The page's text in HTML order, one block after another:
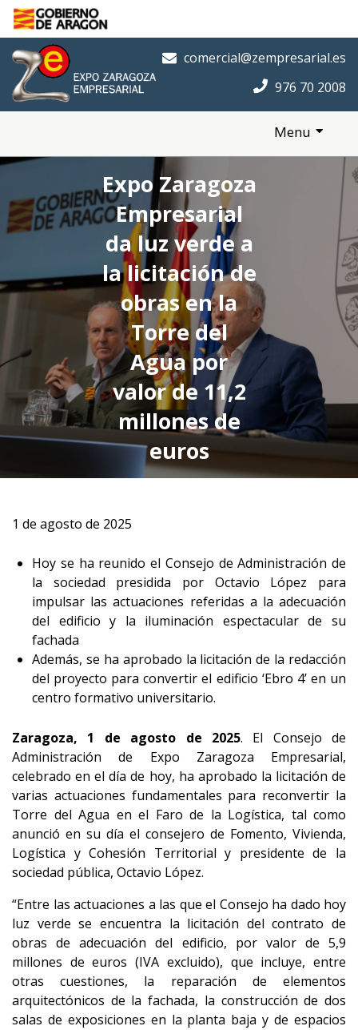
Saltar al contenido principal
comercial@zempresarial.es
976 70 2008
Inicio
Menu
Expo Zaragoza
Empresarial
da luz verde a
la licitación de
obras en la
Torre del
Agua por
valor de 11,2
millones de
euros
1 de agosto de 2025
Hoy se ha reunido el Consejo de Administración de
la sociedad presidida por Octavio López para
impulsar las actuaciones referidas a la adecuación
del edificio y la iluminación espectacular de su
fachada
Además, se ha aprobado la licitación de la redacción
del proyecto para convertir el edificio ‘Ebro 4’ en un
centro formativo universitario.
Zaragoza, 1 de agosto de 2025. El Consejo de
Administración de Expo Zaragoza Empresarial,
celebrado en el día de hoy, ha aprobado la licitación de
varias actuaciones fundamentales para reconvertir la
Torre del Agua en el Faro de la Logística, tal como
anunció en su día el consejero de Fomento, Vivienda,
Logística y Cohesión Territorial y presidente de la
sociedad pública, Octavio López.
“Entre las actuaciones a las que el Consejo ha dado hoy
luz verde se encuentra la licitación del contrato de
obras de adecuación del edificio, por valor de 5,9
millones de euros (IVA excluido), que incluye, entre
otras cuestiones, la reparación de elementos
arquitectónicos de la fachada, la construcción de dos
salas de exposiciones en la planta baja y de espacios